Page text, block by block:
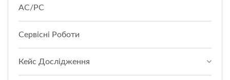
АС/РС
Сервісні Роботи
Кейс Дослідження